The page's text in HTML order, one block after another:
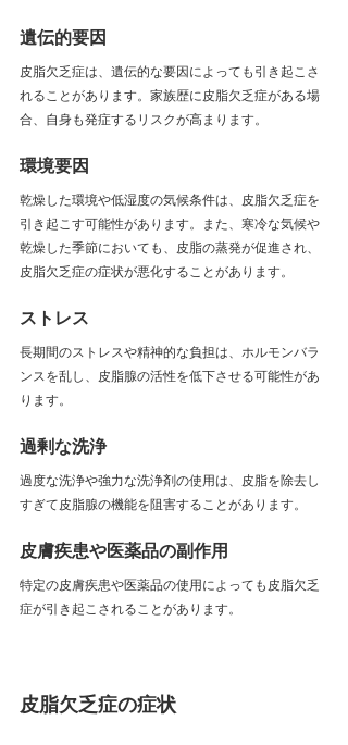
遺伝的要因
皮脂欠乏症は、遺伝的な要因によっても引き起こさ
れることがあります。家族歴に皮脂欠乏症がある場
合、自身も発症するリスクが高まります。
環境要因
乾燥した環境や低湿度の気候条件は、皮脂欠乏症を
引き起こす可能性があります。また、寒冷な気候や
乾燥した季節においても、皮脂の蒸発が促進され、
皮脂欠乏症の症状が悪化することがあります。
ストレス
長期間のストレスや精神的な負担は、ホルモンバラ
ンスを乱し、皮脂腺の活性を低下させる可能性があ
ります。
過剰な洗浄
過度な洗浄や強力な洗浄剤の使用は、皮脂を除去し
すぎて皮脂腺の機能を阻害することがあります。
皮膚疾患や医薬品の副作用
特定の皮膚疾患や医薬品の使用によっても皮脂欠乏
症が引き起こされることがあります。
皮脂欠乏症の症状